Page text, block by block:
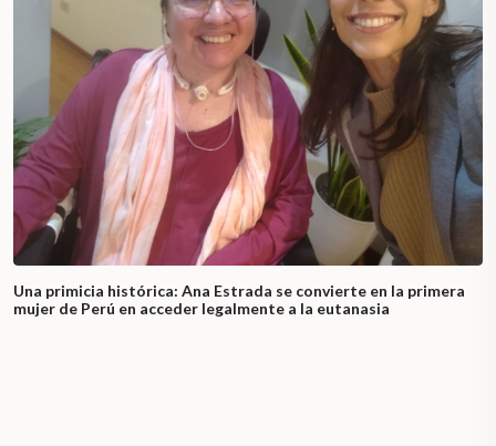
Una primicia histórica: Ana Estrada se convierte en la primera
mujer de Perú en acceder legalmente a la eutanasia